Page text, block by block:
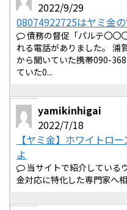
2022/9/29
08074922725はヤミ金
債務の督促「パルテ〇〇
れる電話がありました。 浦
から聞いていた携帯090-
ていた0...
yamikinhigai
2022/7/18
【ヤミ金】ホワイトロ
よ
当サイトで紹介している
金対応に特化した専門家へ